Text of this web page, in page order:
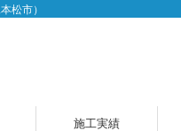
松市）
施工実績